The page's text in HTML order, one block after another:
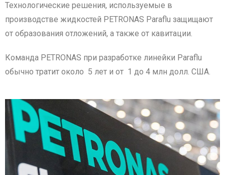
Технологические решения, используемые в
производстве жидкостей PETRONAS Paraflu защищают
от образования отложений, а также от кавитации.
Команда PETRONAS при разработке линейки Paraflu
обычно тратит около 5 лет и от 1 до 4 млн долл. США.